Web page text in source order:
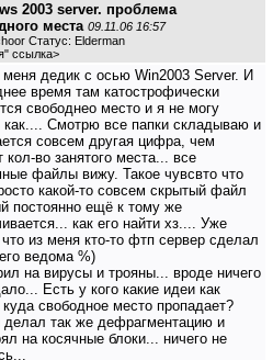
2003 server. проблема
места 09.11.06 16:57
Статус: Elderman
ссылка>
меня дедик с осью Win2003 Server. И
время там катострофически
свободнео место и я не могу
как.... Смотрю все папки складываю и
совсем другая цифра, чем
кол-во занятого места... все
файлы вижу. Такое чувсвто что
какой-то совсем скрытый файл
постоянно ещё к тому же
как его найти хз.... Уже
из меня кто-то фтп сервер сделал
ведома %)
на вирусы и трояны... вроде ничего
Есть у кого какие идеи как
куда свободное место пропадает?
делал так же дефрагментацию и
на косячные блоки... ничего не